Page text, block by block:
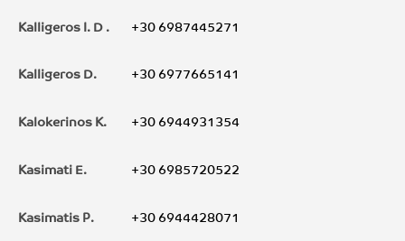
Kalligeros I. D . +30 6987445271
Kalligeros D. +30 6977665141
Kalokerinos K. +30 6944931354
Kasimati E. +30 6985720522
Kasimatis P. +30 6944428071